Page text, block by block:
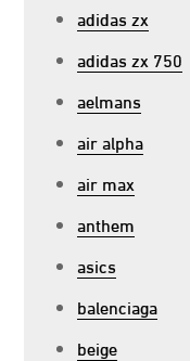
adidas zx
adidas zx 750
aelmans
air alpha
air max
anthem
asics
balenciaga
beige